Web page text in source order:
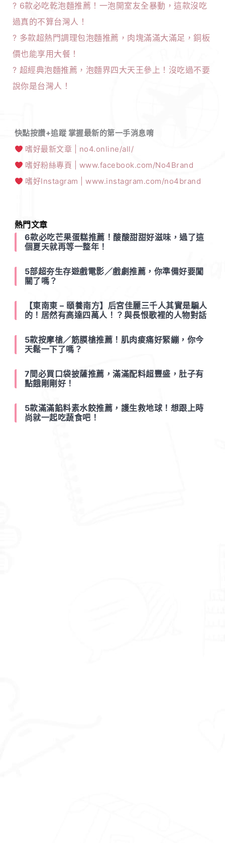
? 6款必吃乾泡麵推薦！一泡開室友全暴動，這款沒吃
過真的不算台灣人！
? 多款超熱門調理包泡麵推薦，肉塊滿滿大滿足，銅板
價也能享用大餐！
? 超經典泡麵推薦，泡麵界四大天王參上！沒吃過不要
說你是台灣人！
快點按讚+追蹤 掌握最新的第一手消息唷
嗜好最新文章 | no4.online/all/
嗜好粉絲專頁 | www.facebook.com/No4Brand
嗜好Instagram | www.instagram.com/no4brand
熱門文章
6款必吃芒果蛋糕推薦！酸酸甜甜好滋味，過了這
個夏天就再等一整年！
5部超夯生存遊戲電影／戲劇推薦，你準備好要闖
關了嗎？
【東南東 – 頤養南方】后宮佳麗三千人其實是騙人
的！居然有高達四萬人！？與長恨歌裡的人物對話
5款按摩槍／筋膜槍推薦！肌肉痠痛好緊繃，你今
天鬆一下了嗎？
7間必買口袋披薩推薦，滿滿配料超豐盛，肚子有
點餓剛剛好！
5款滿滿餡料素水餃推薦，護生救地球！想跟上時
尚就一起吃蔬食吧！